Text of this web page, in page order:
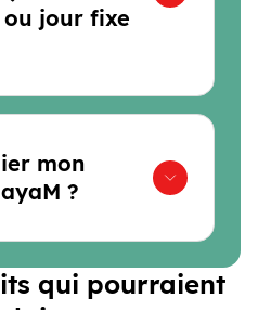
ou jour fixe
mon
?
qui pourraient